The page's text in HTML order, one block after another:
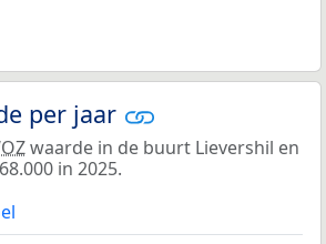
per jaar
waarde in de buurt Lievershil en
in 2025.